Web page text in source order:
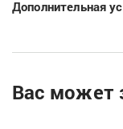
Дополнительная
Вас может